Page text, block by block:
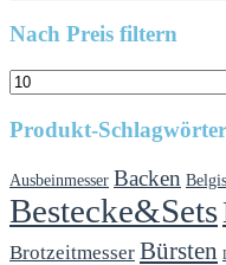
Nach Preis filtern
Min.
Preis
Produkt-Schlagwörter
Ausbeinmesser Backen
Bestecke&Sets
Brotzeitmesser Bürsten